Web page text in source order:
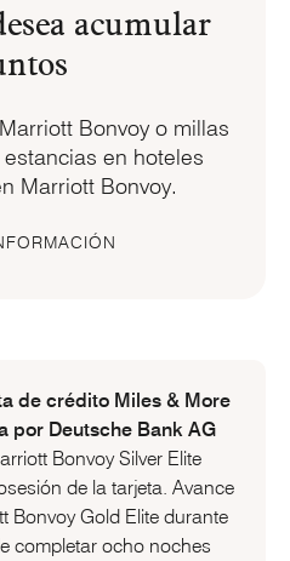
acumular
Marriott Bonvoy o millas
estancias en hoteles
Marriott Bonvoy.
de crédito Miles & More
por Deutsche Bank AG
BonvoySilver Elite
de la tarjeta. Avance
BonvoyGold Elite durante
completar ocho noches